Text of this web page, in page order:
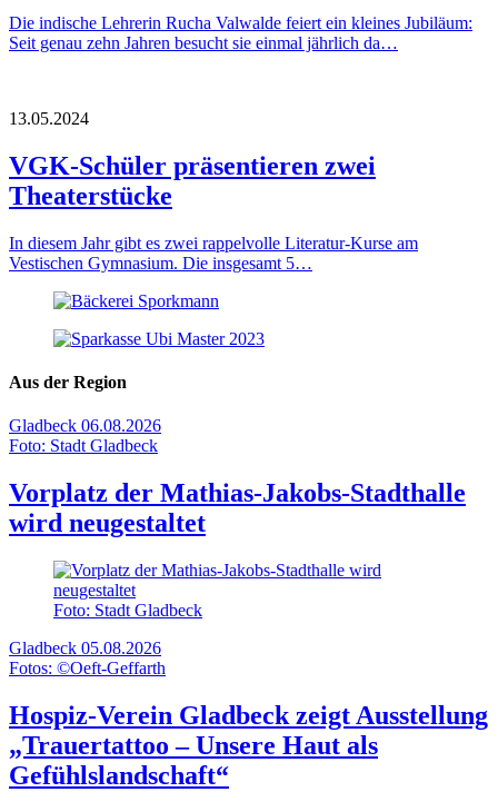
Die indische Lehrerin Rucha Valwalde feiert ein kleines Jubiläum:
Seit genau zehn Jahren besucht sie einmal jährlich da…
13.05.2024
VGK-Schüler präsentieren zwei
Theaterstücke
In diesem Jahr gibt es zwei rappelvolle Literatur-Kurse am
Vestischen Gymnasium. Die insgesamt 5…
Aus der Region
Gladbeck 06.08.2026
Foto: Stadt Gladbeck
Vorplatz der Mathias-Jakobs-Stadthalle
wird neugestaltet
Foto: Stadt Gladbeck
Gladbeck 05.08.2026
Fotos: ©Oeft-Geffarth
Hospiz-Verein Gladbeck zeigt Ausstellung
„Trauertattoo – Unsere Haut als
Gefühlslandschaft“